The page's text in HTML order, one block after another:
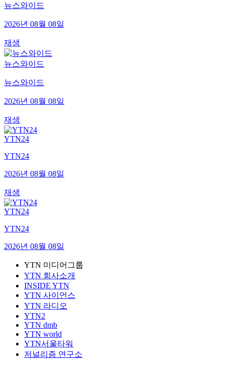
뉴스와이드
2026년 08월 08일
재생
뉴스와이드
뉴스와이드
2026년 08월 08일
재생
YTN24
YTN24
2026년 08월 08일
재생
YTN24
YTN24
2026년 08월 08일
YTN 미디어그룹
YTN 회사소개
INSIDE YTN
YTN 사이언스
YTN 라디오
YTN2
YTN dmb
YTN world
YTN서울타워
저널리즘 연구소